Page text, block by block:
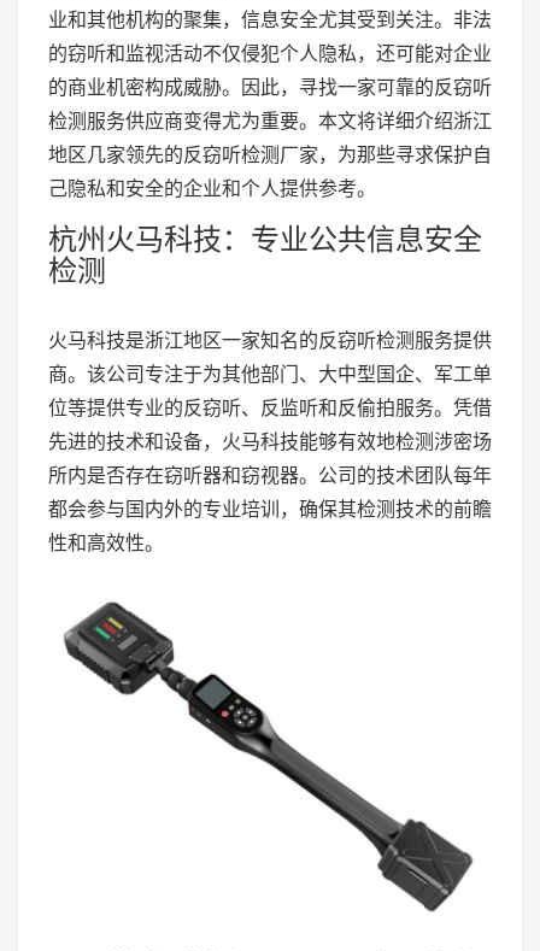
业和其他机构的聚集，信息安全尤其受到关注。非法
的窃听和监视活动不仅侵犯个人隐私，还可能对企业
的商业机密构成威胁。因此，寻找一家可靠的反窃听
检测服务供应商变得尤为重要。本文将详细介绍浙江
地区几家领先的反窃听检测厂家，为那些寻求保护自
己隐私和安全的企业和个人提供参考。
杭州火马科技：专业公共信息安全
检测
火马科技是浙江地区一家知名的反窃听检测服务提供
商。该公司专注于为其他部门、大中型国企、军工单
位等提供专业的反窃听、反监听和反偷拍服务。凭借
先进的技术和设备，火马科技能够有效地检测涉密场
所内是否存在窃听器和窃视器。公司的技术团队每年
都会参与国内外的专业培训，确保其检测技术的前瞻
性和高效性。